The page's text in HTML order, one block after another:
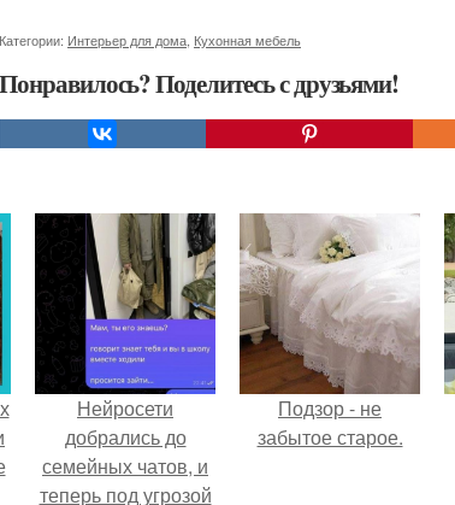
Категории: Интерьер для дома Кухонная мебель
Понравилось? Поделитесь с друзьями!
Нейросети
добрались до
семейных чатов, и
теперь под угрозой
Подзор - не
забытое старое.